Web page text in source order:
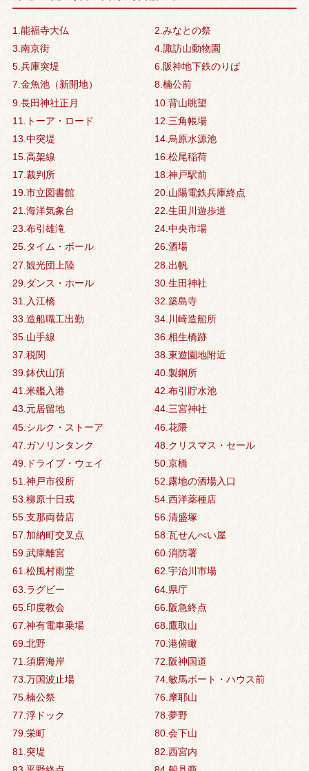
1.能福寺大仏
2.みなとの祭
3.南京街
4.諏訪山動物園
5.兵庫突堤
6.阪神地下鉄のりば
7.金魚池（新開地）
8.楠公前
9.長田神社正月
10.背山眺望
11.トーア・ロード
12.三角帳場
13.中突堤
14.烏原水源池
15.高架線
16.松尾稲荷
17.裁判所
18.神戸駅前
19.市立図書館
20.山陽電鉄兵庫終点
21.海洋気象台
22.生田川遊歩道
23.布引雄滝
24.中央市場
25.タイム・ボール
26.酒場
27.観光団上陸
28.出帆
29.ダンス・ホール
30.生田神社
31.入江橋
32.築島寺
33.造船職工出勤
34.川崎造船所
35.山手線
36.相生橋跡
37.税関
38.東遊園地附近
39.鉢伏山頂
40.製鋼所
41.米艦入港
42.布引貯水池
43.元居留地
44.三宮神社
45.シルク・ストーア
46.花隈
47.ガソリンタンク
48.クリスマス・セール
49.ドライブ・ウェイ
50.京橋
51.神戸市役所
52.露地の酒場入口
53.柳原十日戎
54.西洋薬種店
55.支那両替店
56.清盛塚
57.加納町交叉点
58.瓦せんべい屋
59.武庫離宮
60.消防署
61.松風村雨堂
62.宇治川市場
63.ラグビー
64.県庁
65.印度教会
66.阪急終点
67.神有電車乗場
68.鷹取山
69.北野
70.港俯瞰
71.須磨海岸
72.阪神国道
73.万国波止場
74.敏馬ボート・ハウス前
75.楠公祭
76.摩耶山
77.浮ドック
78.夢野
79.栄町
80.会下山
81.突堤
82.西宮内